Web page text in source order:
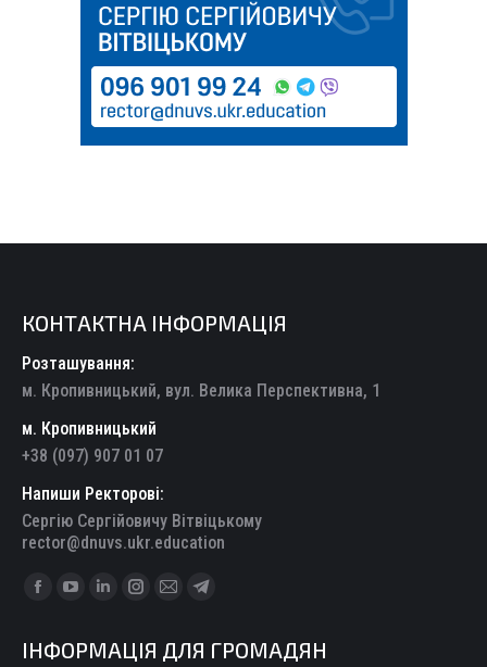
КОНТАКТНА ІНФОРМАЦІЯ
Розташування:
м. Кропивницький, вул. Велика Перспективна, 1
м. Кропивницький
+38 (097) 907 01 07
Напиши Ректорові:
Сергію Сергійовичу Вітвіцькому
rector@dnuvs.ukr.education
Find us on:
Facebook
opens
YouTube
opens
Linkedin
opens
Instagram
opens
Mail
opens
Telegram
opens
ІНФОРМАЦІЯ ДЛЯ ГРОМАДЯН